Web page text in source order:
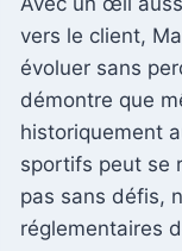
vers le client,
évoluer sans
démontre que
historiquement
sportifs peut se
pas sans défis,
réglementaires